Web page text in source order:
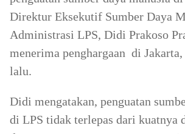
Direktur Eksekutif Sumber Daya
Administrasi LPS, Didi Prakoso
menerima penghargaan di Jakarta,
lalu.
Didi mengatakan, penguatan
di LPS tidak terlepas dari kuatnya